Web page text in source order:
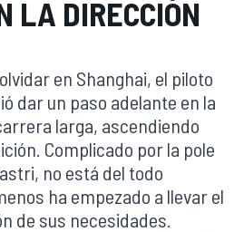
LA DIRECCIÓN
en Shanghai, el piloto
dar un paso adelante en la
larga, ascendiendo
Complicado por la pole
no está del todo
ha empezado a llevar el
de sus necesidades.